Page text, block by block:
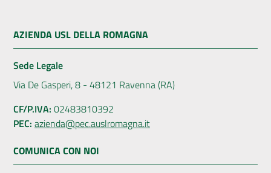
AZIENDA USL DELLA ROMAGNA
Sede Legale
Via De Gasperi, 8 - 48121 Ravenna (RA)
CF/P.IVA: 02483810392
PEC: azienda@pec.auslromagna.it
COMUNICA CON NOI